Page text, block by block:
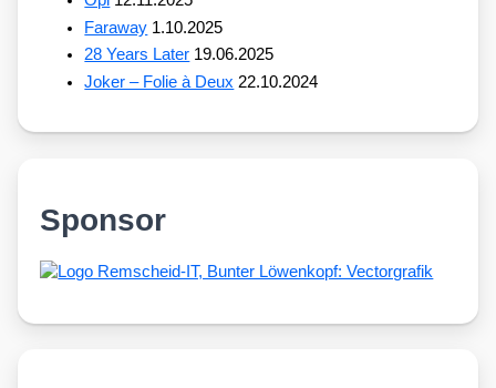
Faraway 1.10.2025
28 Years Later 19.06.2025
Joker – Folie à Deux 22.10.2024
Sponsor